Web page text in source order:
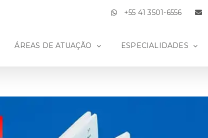
+55 41 3501-6556
ÁREAS DE ATUAÇÃO ESPECIALIDADES